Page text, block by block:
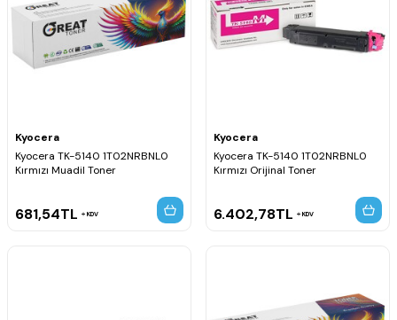
Kyocera
Kyocera TK-5140 1T02NRBNL0
Kırmızı Muadil Toner
681,54TL KDV
Kyocera
Kyocera TK-5140 1T02NRBNL0
Kırmızı Orijinal Toner
6.402,78TL KDV